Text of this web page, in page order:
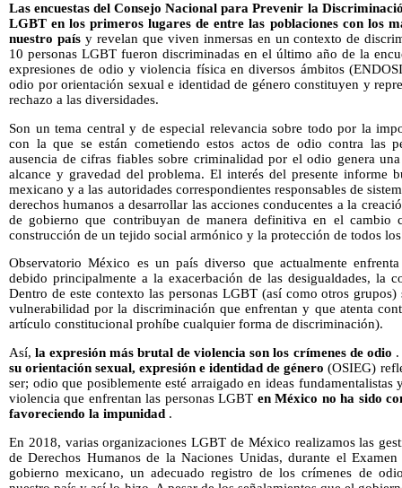
Las encuestas del Consejo Nacional para Prevenir la
LGBT en los primeros lugares de entre las poblaciones con los
nuestro paísy revelan que viven inmersas en un contexto de
10 personas LGBT fueron discriminadas en el último año de la
expresiones de odio y violencia física en diversos ámbitos
odio por orientación sexual e identidad de género constituyen y
rechazo a las diversidades.
Son un tema central y de especial relevancia sobre todo por la
con la que se están cometiendo estos actos de odio contra las
ausencia de cifras fiables sobre criminalidad por el odio genera
alcance y gravedad del problema. El interés del presente informe
mexicano y a las autoridades correspondientes responsables de
derechos humanos a desarrollar las acciones conducentes a la
de gobierno que contribuyan de manera definitiva en el cambio
construcción de un tejido social armónico y la protección de todos los
Observatorio México es un país diverso que actualmente
debido principalmente a la exacerbación de las desigualdades, la
Dentro de este contexto las personas LGBT (así como otros
vulnerabilidad por la discriminación que enfrentan y que atenta
artículo constitucional prohíbe cualquier forma de discriminación).
Así,la expresión más brutal de violencia son los crímenes de odio
su orientación sexual, expresión e identidad de género (OSIEG)
ser; odio que posiblemente esté arraigado en ideas
violencia que enfrentan las personas LGBT en México no ha sido
favoreciendo la impunidad .
En 2018, varias organizaciones LGBT de México realizamos las
de Derechos Humanos de la Naciones Unidas, durante el
gobierno mexicano, un adecuado registro de los crímenes de